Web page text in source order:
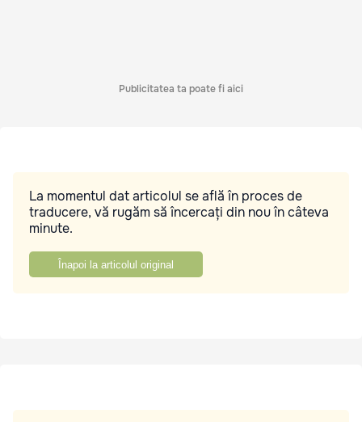
Publicitatea ta poate fi aici
La momentul dat articolul se află în proces de
traducere, vă rugăm să încercați din nou în câteva
minute.
Înapoi la articolul original